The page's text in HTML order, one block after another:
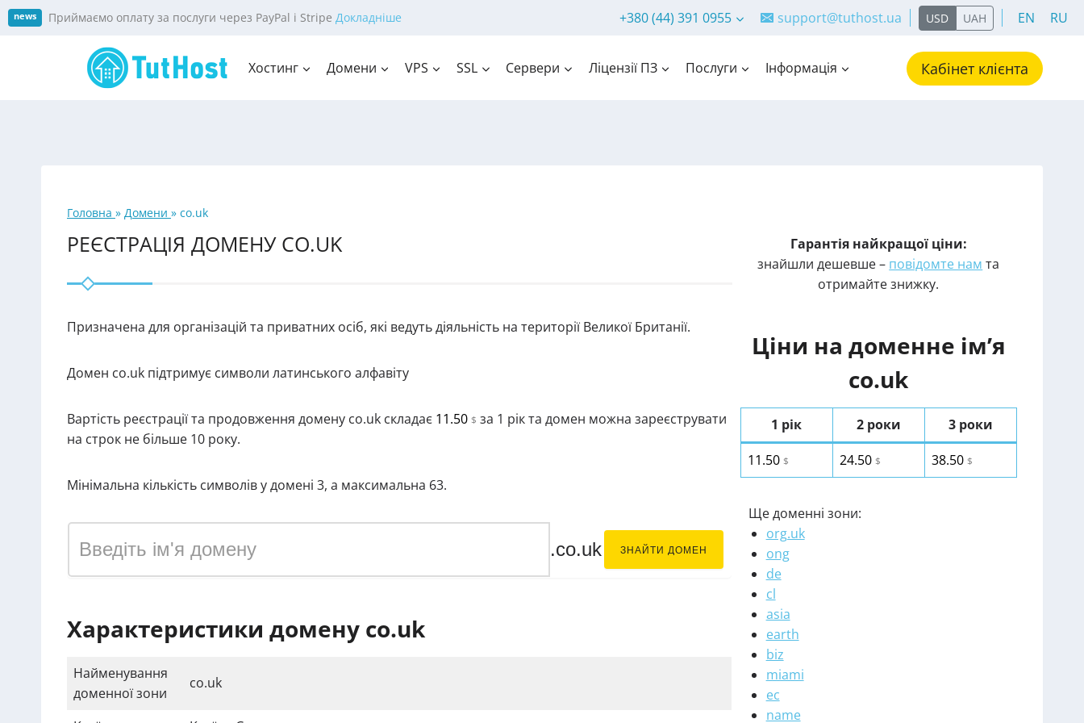
Skip
to
news Приймаємо оплату за послуги через PayPal і Stripe Докладніше +380 (44) 391 0955 support@tuthost.ua USD UAH EN RU
Хостинг Домени VPS SSL Сервери Ліцензії ПЗ Послуги Інформація Кабінет клієнта
Головна » Домени » co.uk
РЕЄСТРАЦІЯ ДОМЕНУ CO.UK
Призначена для організацій та приватних осіб, які ведуть діяльність на території Великої Британії.
Домен co.uk підтримує символи латинського алфавіту
Вартість реєстрації та продовження домену co.uk складає 11.50 $ за 1 рік та домен можна зареєструвати
на строк не більше 10 року.
Мінімальна кількість символів у домені 3, а максимальна 63.
.co.uk ЗНАЙТИ ДОМЕН
Характеристики домену co.uk
Найменування
доменної зони
co.uk
Гарантія найкращої ціни:
знайшли дешевше – повідомте нам та
отримайте знижку.
Ціни на доменне ім’я
co.uk
1 рік 2 роки
3 роки
11.50 $ 24.50 $ 38.50 $
Ще доменні зони:
org.uk
ong
de
cl
asia
earth
biz
miami
ec
name